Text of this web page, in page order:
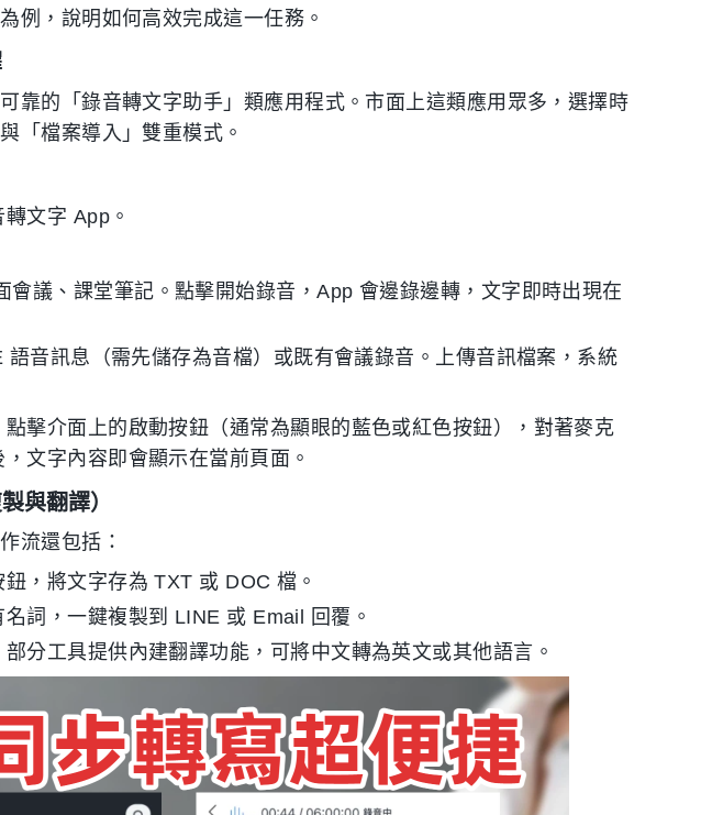
例，說明如何高效完成這一任務。
靠的「錄音轉文字助手」類應用程式。市面上這類應用眾多，選擇時
「檔案導入」雙重模式。
文字 App。
會議、課堂筆記。點擊開始錄音，App 會邊錄邊轉，文字即時出現在
語音訊息（需先儲存為音檔）或既有會議錄音。上傳音訊檔案，系統
點擊介面上的啟動按鈕（通常為顯眼的藍色或紅色按鈕），對著麥克
文字內容即會顯示在當前頁面。
與翻譯）
流還包括：
鈕，將文字存為 TXT 或 DOC 檔。
名詞，一鍵複製到 LINE 或 Email 回覆。
分工具提供內建翻譯功能，可將中文轉為英文或其他語言。